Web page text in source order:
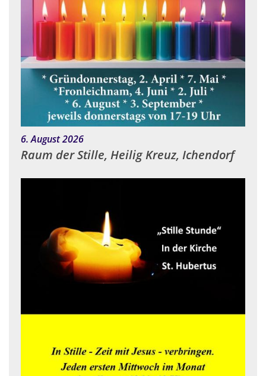
6. August 2026:
Raum der Stille, Heilig Kreuz, Ichendorf